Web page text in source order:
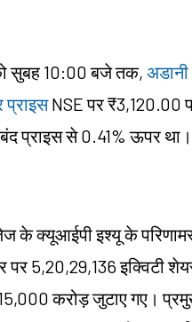
सुबह 10:00 बजे तक, अडानी
NSE पर ₹3,120.00
प्राइस से 0.41% ऊपर था।
के क्यूआईपी इश्यू के
पर 5,20,29,136 इक्विटी
करोड़ जुटाए गए।